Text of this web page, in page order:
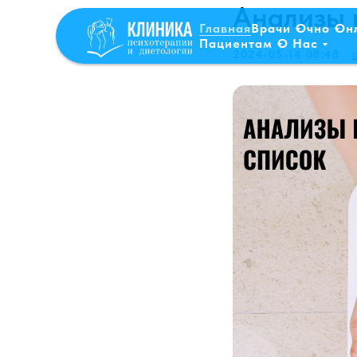
ГлавнаяВрачи Очно
Пациентам О Нас
Анализы
2024-05-14 08:48